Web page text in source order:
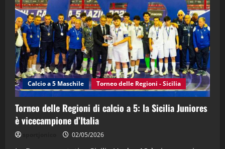
3
(Martedi 21 Aprile 2026)
21/04/2026
4
"SportEmpire" in Podcast Sport News
“SportEmpire” in Podcast: 27^ Puntata
(Martedi 14 Aprile 2026)
15/04/2026
"SportEmpire" in Podcast
“SportEmpire” in Podcast: 26^ Puntata
Calcio a 5 Maschile Torneo delle Regioni - Sicilia
Torneo delle Regioni di calcio a 5: la Sicilia Juniores
è vicecampione d’Italia
02/05/2026